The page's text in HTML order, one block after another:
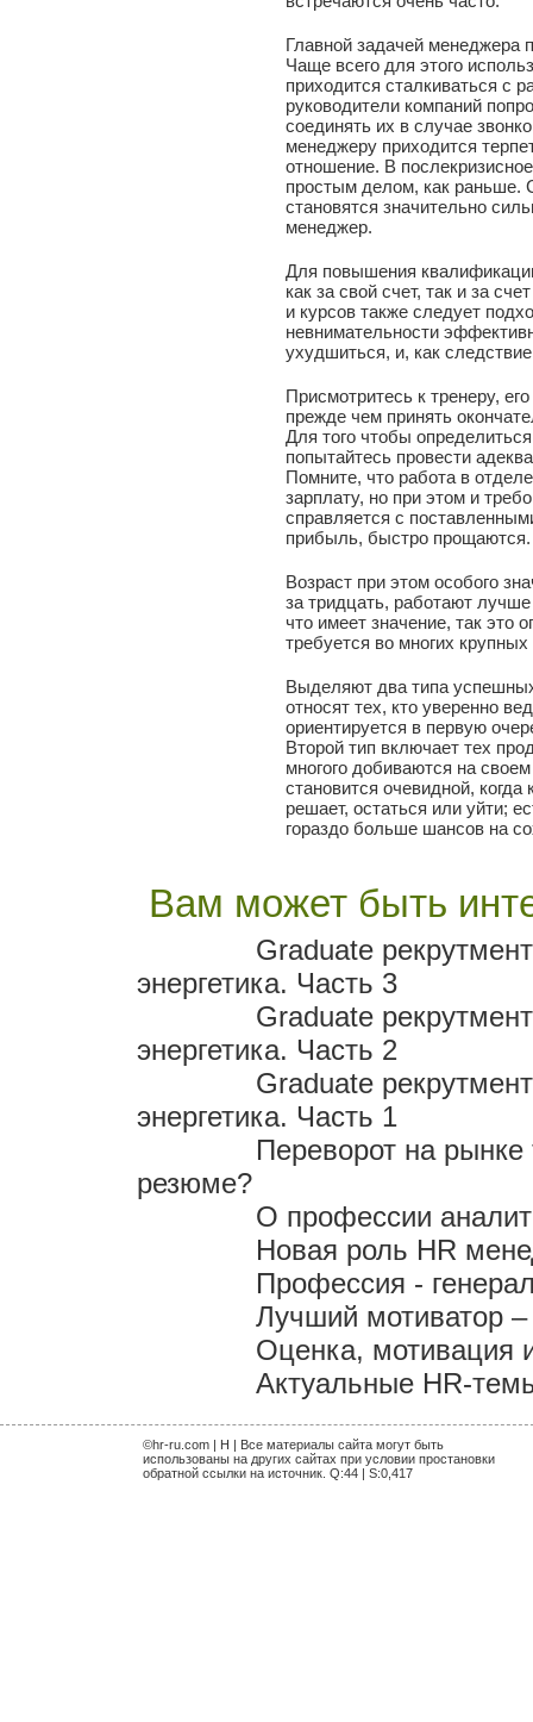
Главной задачей менеджера
Чаще всего для этого
приходится сталкиваться с
руководители компаний
соединять их в случае
менеджеру приходится
отношение. В
простым делом, как раньше.
становятся значительно
менеджер.
Для повышения
как за свой счет, так и за
и курсов также следует
невнимательности
ухудшиться, и, как
Присмотритесь к тренеру,
прежде чем принять
Для того чтобы
попытайтесь провести
Помните, что работа в
зарплату, но при этом и
справляется с
прибыль, быстро прощаются.
Возраст при этом особого
за тридцать, работают
что имеет значение, так это
требуется во многих
Выделяют два типа
относят тех, кто уверенно
ориентируется в первую
Второй тип включает тех
многого добиваются на
становится очевидной,
решает, остаться или уйти;
гораздо больше шансов на
Вам может быть
Graduate
энергетика. Часть 3
Graduate
энергетика. Часть 2
Graduate
энергетика. Часть 1
Переворот на рынке
резюме?
О профессии
Новая роль HR
Профессия -
Лучший мотиватор –
Оценка, мотивация
Актуальные HR-
©hr-ru.com | H | Все материалы сайта могут быть
использованы на других сайтах при условии простановки
обратной ссылки на источник. Q:44 | S:0,417